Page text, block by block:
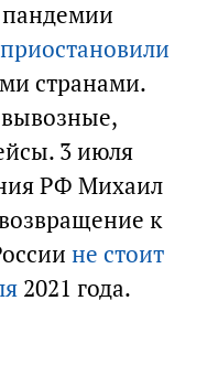
пандемии
приостановили
странами.
3 июля
РФ Михаил
к
не стоит
2021 года.